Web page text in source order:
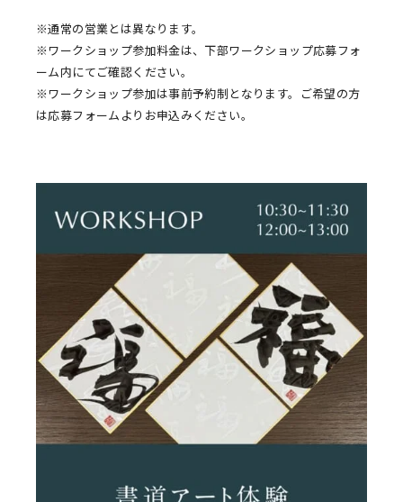
※通常の営業とは異なります。
※ワークショップ参加料金は、下部ワークショップ応募フォ
ーム内にてご確認ください。
※ワークショップ参加は事前予約制となります。ご希望の方
は応募フォームよりお申込みください。